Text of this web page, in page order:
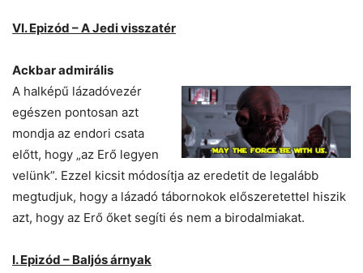
VI. Epizód – A Jedi visszatér
Ackbar admirális
A halképű lázadóvezér
egészen pontosan azt
mondja az endori csata
előtt, hogy „az Erő legyen
velünk”. Ezzel kicsit módosítja az eredetit de legalább
megtudjuk, hogy a lázadó tábornokok előszeretettel hiszik
azt, hogy az Erő őket segíti és nem a birodalmiakat.
I. Epizód – Baljós árnyak